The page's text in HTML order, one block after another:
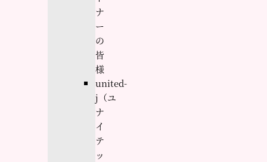
ナ
ー
の
皆
様
united-
j（ユ
ナ
イ
テ
ッ